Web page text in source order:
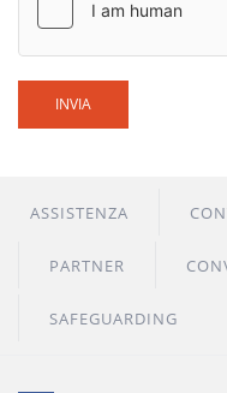
INVIA
ASSISTENZA
PARTNER
SAFEGUARDING